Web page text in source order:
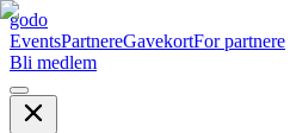
godo
EventsPartnereGavekortFor partnere
Bli medlem